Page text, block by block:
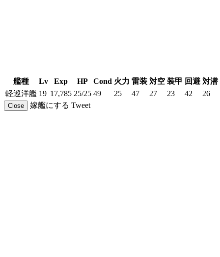
艦種 Lv Exp HP Cond 火力 雷装 対空 装甲 回避 対潜
軽巡洋艦 19 17,785 25/25 49 25 47 27 23 42 26
Close 嫁艦にする Tweet